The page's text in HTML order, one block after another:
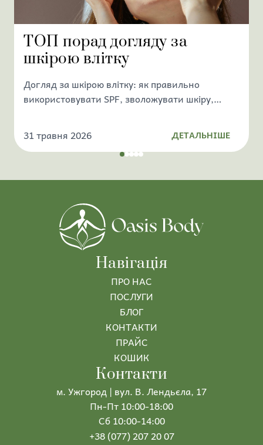
ТОП порад догляду за
шкірою влітку
Догляд за шкірою влітку: як правильно
використовувати SPF, зволожувати шкіру,
31 травня 2026 ДЕТАЛЬНІШЕ
Навігація
ПРО НАС
ПОСЛУГИ
БЛОГ
КОНТАКТИ
ПРАЙС
КОШИК
Контакти
м. Ужгород | вул. В. Лендьєла, 17
Пн-Пт 10:00-18:00
Сб 10:00-14:00
+38 (077) 207 20 07